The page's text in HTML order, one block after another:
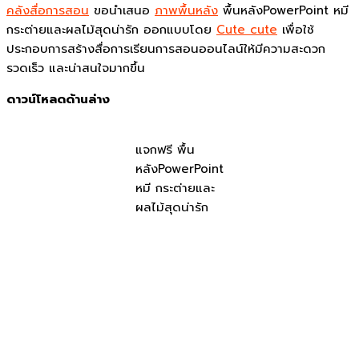
คลังสื่อการสอน ขอนำเสนอ ภาพพื้นหลัง พื้นหลังPowerPoint หมี
กระต่ายและผลไม้สุดน่ารัก ออกแบบโดย Cute cute เพื่อใช้
ประกอบการสร้างสื่อการเรียนการสอนออนไลน์ให้มีความสะดวก
รวดเร็ว และน่าสนใจมากขึ้น
ดาวน์โหลดด้านล่าง
แจกฟรี พื้น
หลังPowerPoint
หมี กระต่ายและ
ผลไม้สุดน่ารัก